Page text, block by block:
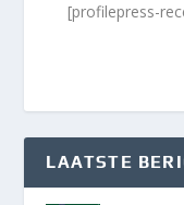
[profilepress-
LAATSTE